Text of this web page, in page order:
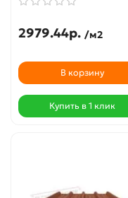
2979.44р. /м2
В корзину
Купить в 1 клик